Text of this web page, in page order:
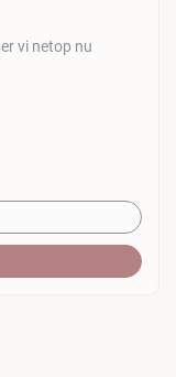
vi netop nu